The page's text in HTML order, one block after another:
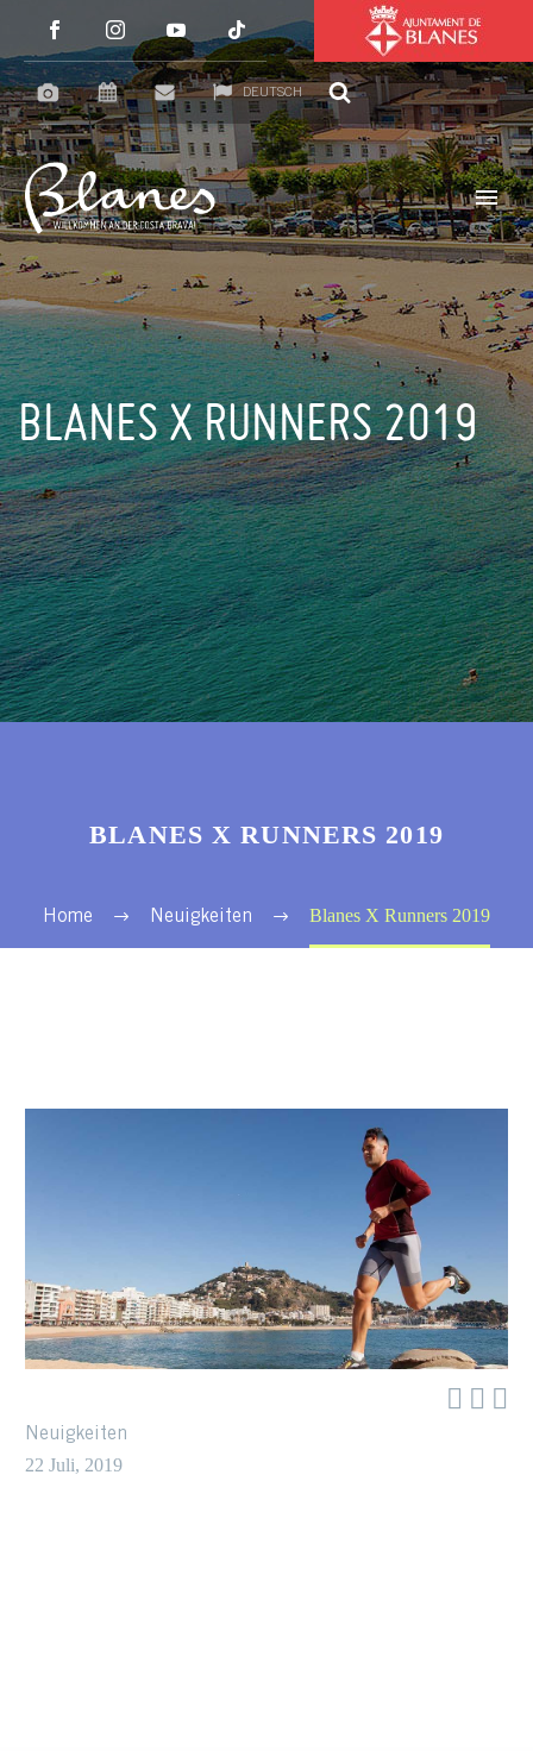
DEUTSCH
BLANES X RUNNERS 2019
BLANES X RUNNERS 2019
Home Neuigkeiten Blanes X Runners 2019
  
Neuigkeiten
22 Juli, 2019